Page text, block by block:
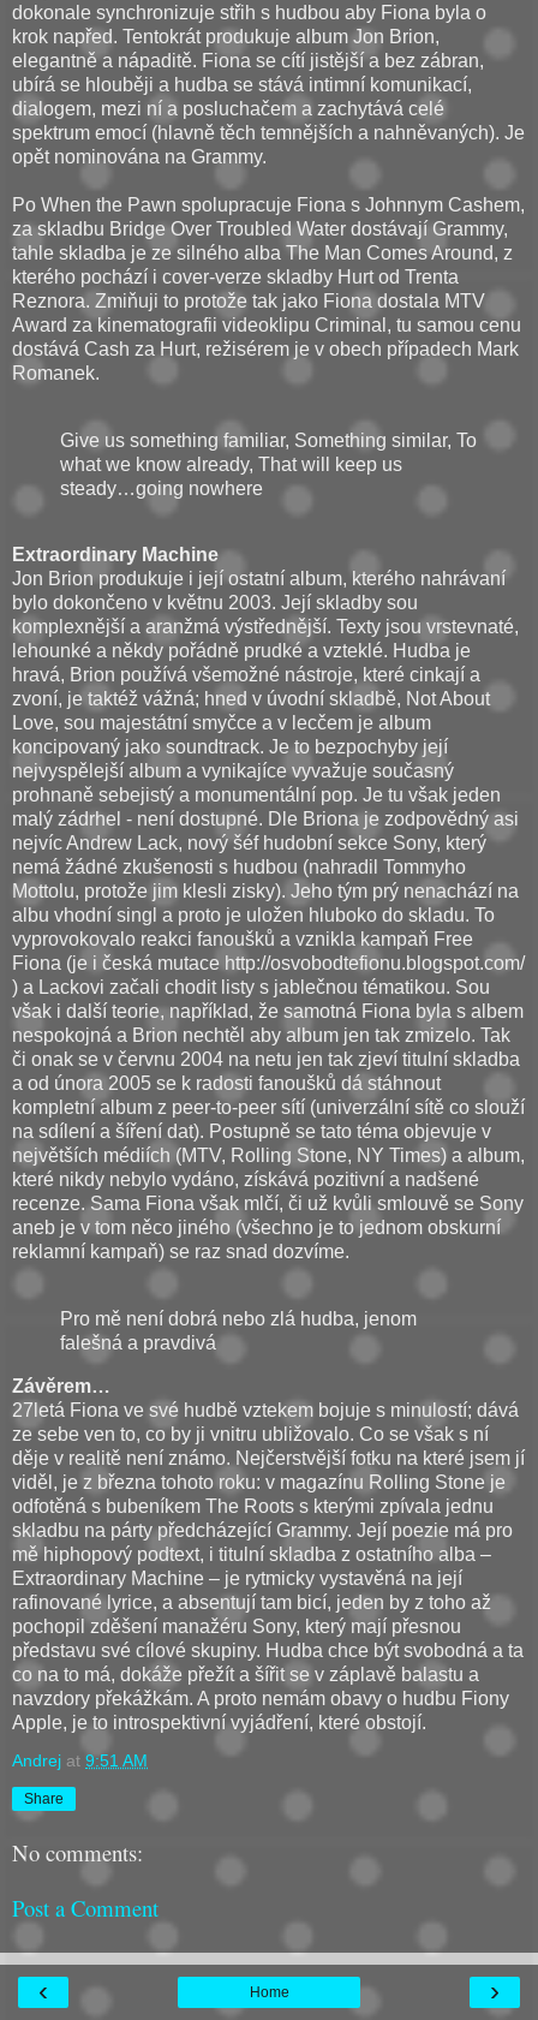
dokonale synchronizuje střih s hudbou aby Fiona byla o
krok napřed. Tentokrát produkuje album Jon Brion,
elegantně a nápaditě. Fiona se cítí jistější a bez zábran,
ubírá se hlouběji a hudba se stává intimní komunikací,
dialogem, mezi ní a posluchačem a zachytává celé
spektrum emocí (hlavně těch temnějších a nahněvaných). Je
opět nominována na Grammy.
Po When the Pawn spolupracuje Fiona s Johnnym Cashem,
za skladbu Bridge Over Troubled Water dostávají Grammy,
tahle skladba je ze silného alba The Man Comes Around, z
kterého pochází i cover-verze skladby Hurt od Trenta
Reznora. Zmiňuji to protože tak jako Fiona dostala MTV
Award za kinematografii videoklipu Criminal, tu samou cenu
dostává Cash za Hurt, režisérem je v obech případech Mark
Romanek.
Give us something familiar, Something similar, To
what we know already, That will keep us
steady…going nowhere
Extraordinary Machine
Jon Brion produkuje i její ostatní album, kterého nahrávaní
bylo dokončeno v květnu 2003. Její skladby sou
komplexnější a aranžmá výstřednější. Texty jsou vrstevnaté,
lehounké a někdy pořádně prudké a vzteklé. Hudba je
hravá, Brion používá všemožné nástroje, které cinkají a
zvoní, je taktéž vážná; hned v úvodní skladbě, Not About
Love, sou majestátní smyčce a v lecčem je album
koncipovaný jako soundtrack. Je to bezpochyby její
nejvyspělejší album a vynikajíce vyvažuje současný
prohnaně sebejistý a monumentální pop. Je tu však jeden
malý zádrhel - není dostupné. Dle Briona je zodpovědný asi
nejvíc Andrew Lack, nový šéf hudobní sekce Sony, který
nemá žádné zkušenosti s hudbou (nahradil Tommyho
Mottolu, protože jim klesli zisky). Jeho tým prý nenachází na
albu vhodní singl a proto je uložen hluboko do skladu. To
vyprovokovalo reakci fanoušků a vznikla kampaň Free
Fiona (je i česká mutace http://osvobodtefionu.blogspot.com/
) a Lackovi začali chodit listy s jablečnou tématikou. Sou
však i další teorie, například, že samotná Fiona byla s albem
nespokojná a Brion nechtěl aby album jen tak zmizelo. Tak
či onak se v červnu 2004 na netu jen tak zjeví titulní skladba
a od února 2005 se k radosti fanoušků dá stáhnout
kompletní album z peer-to-peer sítí (univerzální sítě co slouží
na sdílení a šíření dat). Postupně se tato téma objevuje v
největších médiích (MTV, Rolling Stone, NY Times) a album,
které nikdy nebylo vydáno, získává pozitivní a nadšené
recenze. Sama Fiona však mlčí, či už kvůli smlouvě se Sony
aneb je v tom něco jiného (všechno je to jednom obskurní
reklamní kampaň) se raz snad dozvíme.
Pro mě není dobrá nebo zlá hudba, jenom
falešná a pravdivá
Závěrem…
27letá Fiona ve své hudbě vztekem bojuje s minulostí; dává
ze sebe ven to, co by ji vnitru ubližovalo. Co se však s ní
děje v realitě není známo. Nejčerstvější fotku na které jsem jí
viděl, je z března tohoto roku: v magazínu Rolling Stone je
odfotěná s bubeníkem The Roots s kterými zpívala jednu
skladbu na párty předcházející Grammy. Její poezie má pro
mě hiphopový podtext, i titulní skladba z ostatního alba –
Extraordinary Machine – je rytmicky vystavěná na její
rafinované lyrice, a absentují tam bicí, jeden by z toho až
pochopil zděšení manažéru Sony, který mají přesnou
představu své cílové skupiny. Hudba chce být svobodná a ta
co na to má, dokáže přežít a šířit se v záplavě balastu a
navzdory překážkám. A proto nemám obavy o hudbu Fiony
Apple, je to introspektivní vyjádření, které obstojí.
Andrej at 9:51 AM
Share
No comments:
Post a Comment
‹ ›
Home